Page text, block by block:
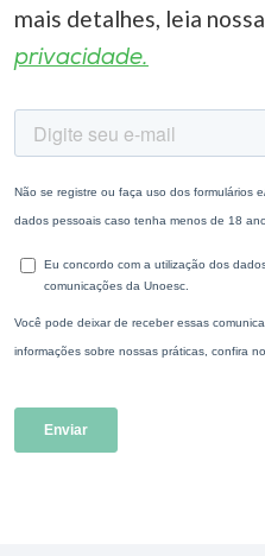
mais detalhes, leia nossa
privacidade.